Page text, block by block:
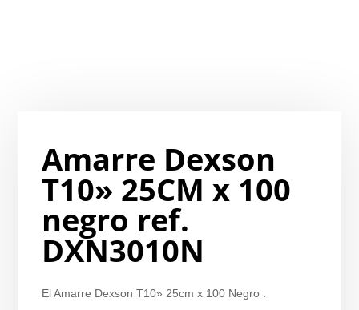
Amarre Dexson
T10» 25CM x 100
negro ref.
DXN3010N
El Amarre Dexson T10» 25cm x 100 Negro .